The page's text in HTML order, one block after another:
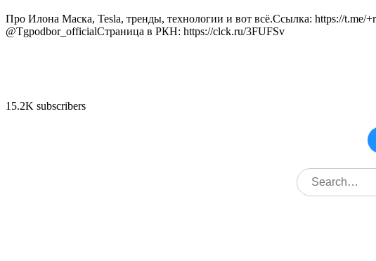
Про Илона Маска, Tesla, тренды, технологии и вот всё.Ссылка: https://
@Tgpodbor_officialСтраница в РКН: https://clck.ru/3FUFSv
15.2K subscribers